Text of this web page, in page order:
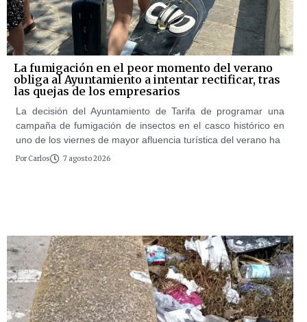
La fumigación en el peor momento del verano
obliga al Ayuntamiento a intentar rectificar, tras
las quejas de los empresarios
La decisión del Ayuntamiento de Tarifa de programar una
campaña de fumigación de insectos en el casco histórico en
uno de los viernes de mayor afluencia turística del verano ha
Por Carlos 7 agosto 2026